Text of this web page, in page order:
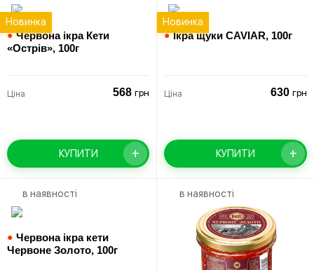
Новинка
● Червона ікра Кети
«Острів», 100г
Ціна 568 грн
+
КУПИТИ
Новинка
● Ікра щуки CAVIAR, 100г
Ціна 630 грн
+
КУПИТИ
в наявності
● Червона ікра кети
Червоне Золото, 100г
в наявності